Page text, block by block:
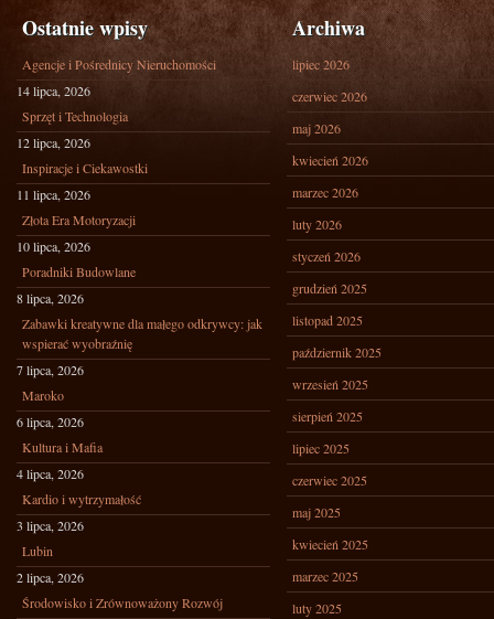
Ostatnie wpisy
Agencje i Pośrednicy Nieruchomości
14 lipca, 2026
Sprzęt i Technologia
12 lipca, 2026
Inspiracje i Ciekawostki
11 lipca, 2026
Złota Era Motoryzacji
10 lipca, 2026
Poradniki Budowlane
8 lipca, 2026
Zabawki kreatywne dla małego odkrywcy: jak
wspierać wyobraźnię
7 lipca, 2026
Maroko
6 lipca, 2026
Kultura i Mafia
4 lipca, 2026
Kardio i wytrzymałość
3 lipca, 2026
Lubin
2 lipca, 2026
Środowisko i Zrównoważony Rozwój
Archiwa
lipiec 2026
czerwiec 2026
maj 2026
kwiecień 2026
marzec 2026
luty 2026
styczeń 2026
grudzień 2025
listopad 2025
październik 2025
wrzesień 2025
sierpień 2025
lipiec 2025
czerwiec 2025
maj 2025
kwiecień 2025
marzec 2025
luty 2025